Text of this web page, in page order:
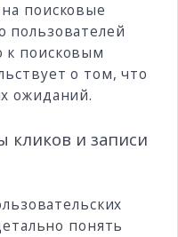
поисковые
пользователей
к поисковым
о том, что
ожиданий.
кликов и записи
понять